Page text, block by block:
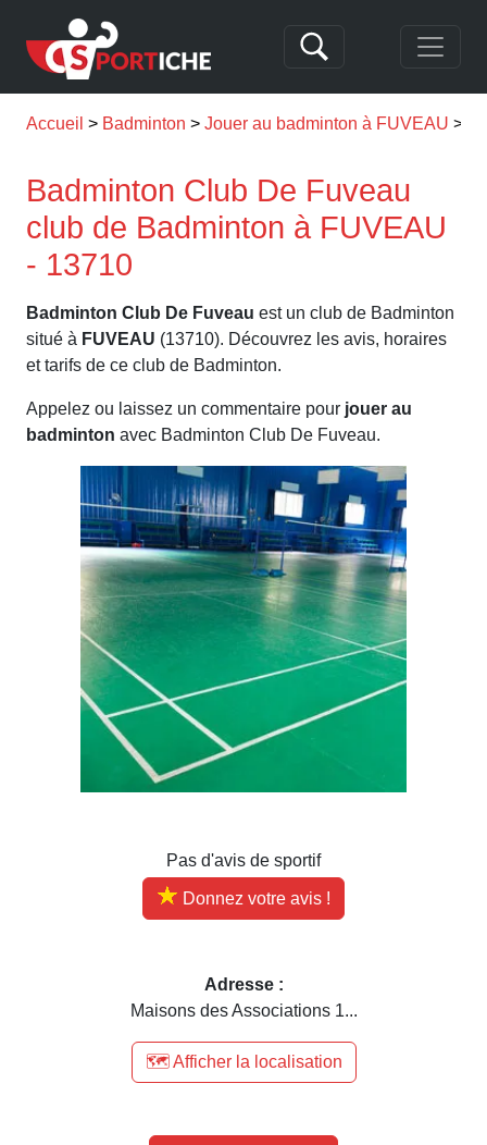
Accueil Badminton Jouer au badminton à FUVEAU
Badminton Club De Fuveau
club de Badminton à FUVEAU
- 13710
Badminton Club De Fuveau est un club de Badminton
situé à FUVEAU (13710). Découvrez les avis, horaires
et tarifs de ce club de Badminton.
Appelez ou laissez un commentaire pour jouer au
badminton avec Badminton Club De Fuveau.
Pas d'avis de sportif
Donnez votre avis !
Adresse :
Maisons des Associations 1...
🗺️ Afficher la localisation